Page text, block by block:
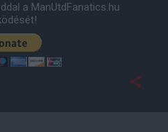
a ManUtdFanatics.hu